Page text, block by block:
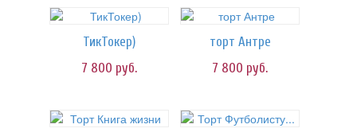
ТикТокер)
7 800 руб.
торт Антре
7 800 руб.